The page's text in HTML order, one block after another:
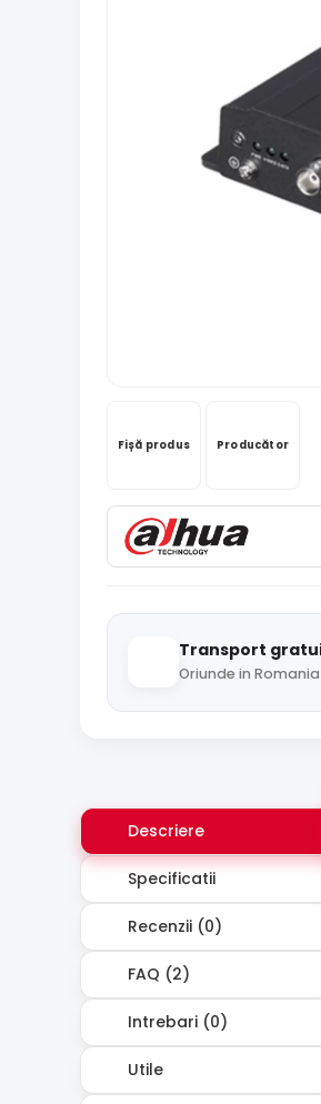
Fișă produs Producător
Transport
Oriunde in Romania
Descriere
Specificatii
Recenzii (0)
FAQ (2)
Intrebari (0)
Utile